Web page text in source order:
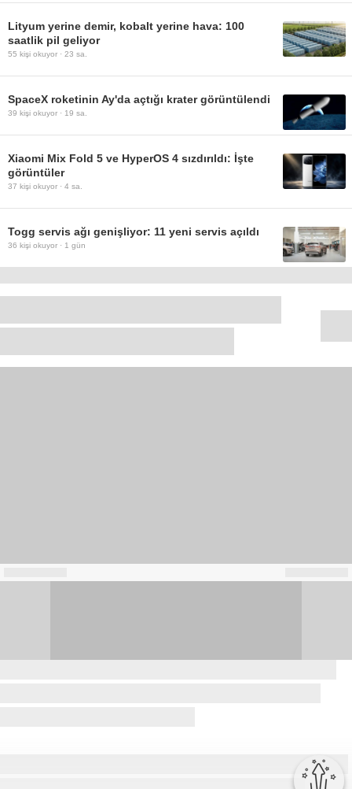
Lityum yerine demir, kobalt yerine hava: 100
saatlik pil geliyor
55 kişi okuyor · 23 sa.
SpaceX roketinin Ay'da açtığı krater görüntülendi
39 kişi okuyor · 19 sa.
Xiaomi Mix Fold 5 ve HyperOS 4 sızdırıldı: İşte
görüntüler
37 kişi okuyor · 4 sa.
Togg servis ağı genişliyor: 11 yeni servis açıldı
36 kişi okuyor · 1 gün